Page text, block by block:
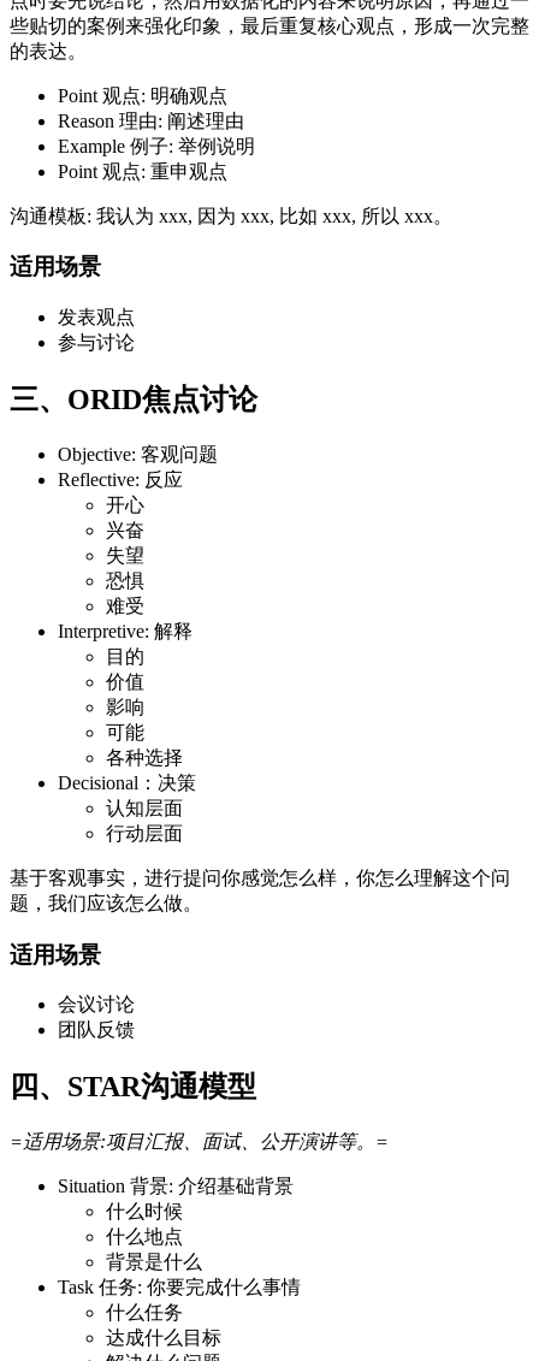
些贴切的案例来强化印象，最后重复核心观点，形成一次完整
的表达。
Point 观点: 明确观点
Reason 理由: 阐述理由
Example 例子: 举例说明
Point 观点: 重申观点
沟通模板: 我认为 xxx, 因为 xxx, 比如 xxx, 所以 xxx。
适用场景
发表观点
参与讨论
三、ORID焦点讨论
Objective: 客观问题
Reflective: 反应
开心
兴奋
失望
恐惧
难受
Interpretive: 解释
目的
价值
影响
可能
各种选择
Decisional：决策
认知层面
行动层面
基于客观事实，进行提问你感觉怎么样，你怎么理解这个问
题，我们应该怎么做。
适用场景
会议讨论
团队反馈
四、STAR沟通模型
=适用场景:项目汇报、面试、公开演讲等。=
Situation 背景: 介绍基础背景
什么时候
什么地点
背景是什么
Task 任务: 你要完成什么事情
什么任务
达成什么目标